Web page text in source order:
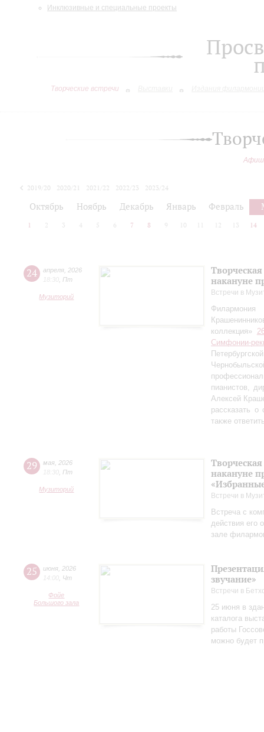
Инклюзивные и специальные проекты
Творческие встречи
2019/20 2020/21 2021/22 2022/23
2023/24
Октябрь Ноябрь Декабрь Январь Февраль
1 2 3 4 5 6 7 8 9 10 12 13 14
24 апреля 2026
18:30 Пт
Музиторий
накануне
Встречи в
коллекция»
Симфонии-
пианистов,
Алексей
рассказать
также
29 мая 2026
18:30 Пт
Музиторий
накануне
Встречи в
Встреча с
действия его
зале
25 июня 2026
14:00 Чт
Фойе
Большого зала
звучание»
Встречи в
25 июня в
каталога
работы
можно будет